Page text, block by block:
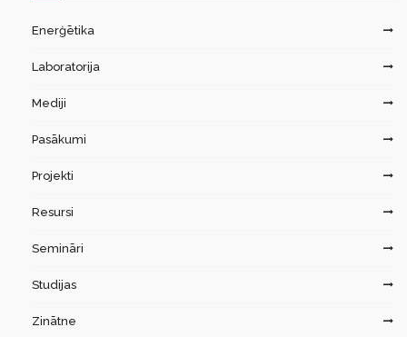
Enerģētika
Laboratorija
Mediji
Pasākumi
Projekti
Resursi
Semināri
Studijas
Zinātne